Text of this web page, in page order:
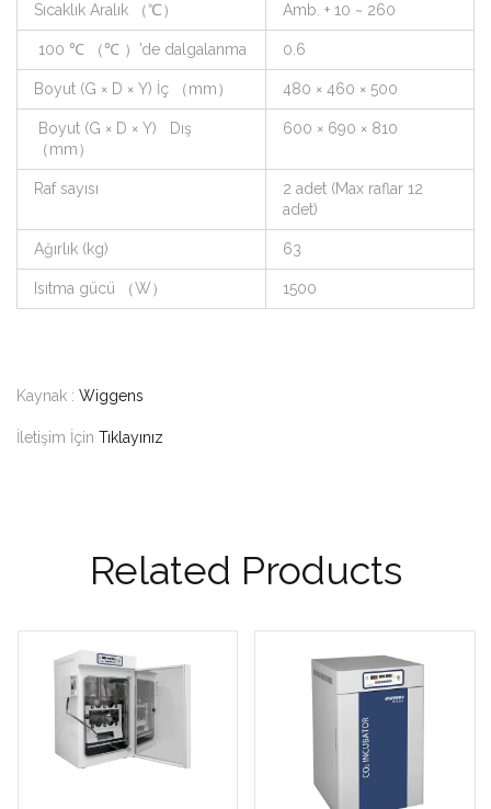
Sıcaklık Aralık （℃） Amb. + 10 ~ 260
100 ℃ （℃ ）’de dalgalanma 0.6
Boyut (G × D × Y) İç （mm） 480 × 460 × 500
Boyut (G × D × Y) Dış
（mm）
600 × 690 × 810
Raf sayısı
2 adet (Max raflar 12
adet)
Ağırlık (kg) 63
Isıtma gücü （W） 1500
Kaynak : Wiggens
İletişim İçin Tıklayınız
Related Products